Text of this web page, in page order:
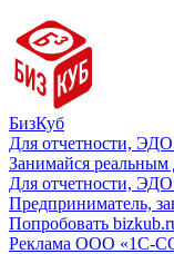
БизКуб
Для отчетности,
Занимайся реальным
Для отчетности,
Предприниматель,
Попробовать
Реклама ООО «1С-